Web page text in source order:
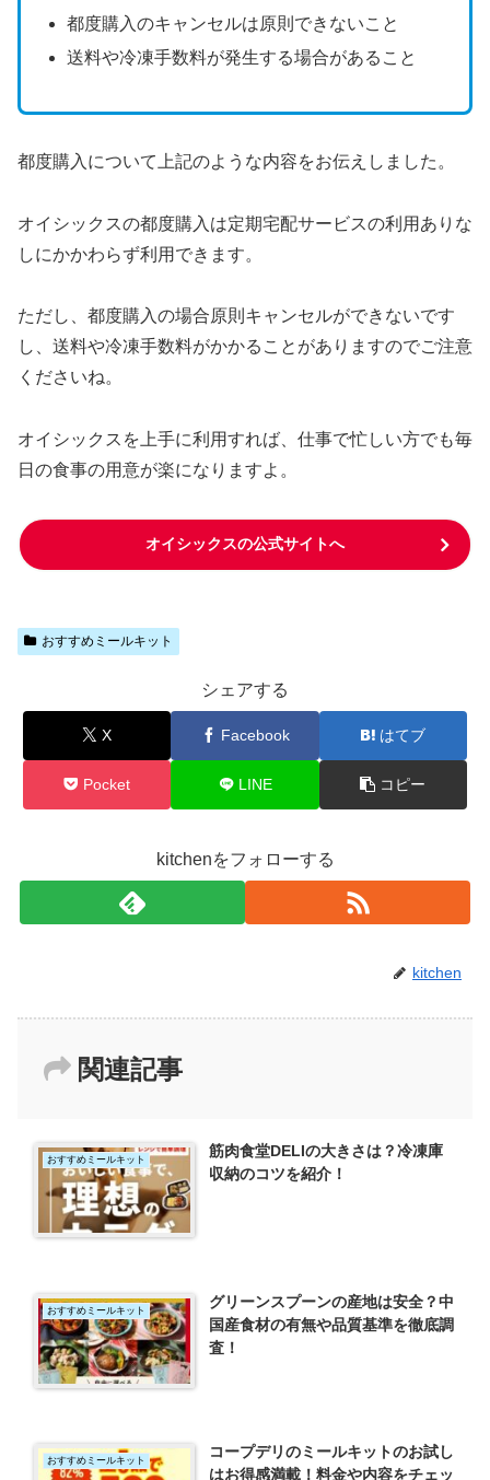
都度購入のキャンセルは原則できないこと
送料や冷凍手数料が発生する場合があること
都度購入について上記のような内容をお伝えしました。
オイシックスの都度購入は定期宅配サービスの利用ありな
しにかかわらず利用できます。
ただし、都度購入の場合原則キャンセルができないです
し、送料や冷凍手数料がかかることがありますのでご注意
くださいね。
オイシックスを上手に利用すれば、仕事で忙しい方でも毎
日の食事の用意が楽になりますよ。
オイシックスの公式サイトへ
おすすめミールキット
シェアする
X Facebook はてブ
Pocket LINE コピー
kitchenをフォローする
kitchen
関連記事
おすすめミールキット
筋肉食堂DELIの大きさは？冷凍庫
収納のコツを紹介！
おすすめミールキット
グリーンスプーンの産地は安全？中
国産食材の有無や品質基準を徹底調
査！
おすすめミールキット
コープデリのミールキットのお試し
はお得感満載！料金や内容をチェッ